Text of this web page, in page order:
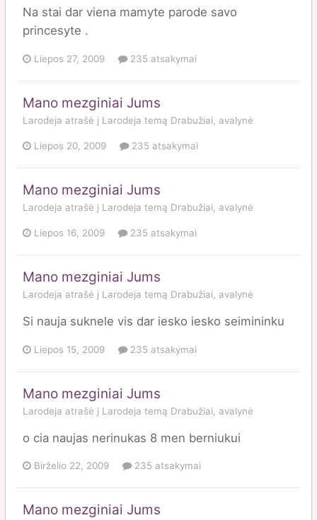
Na stai dar viena mamyte parode savo
princesyte .
Liepos 27, 2009 235 atsakymai
Mano mezginiai Jums
Larodeja atrašė į Larodeja temą Drabužiai, avalynė
Liepos 20, 2009 235 atsakymai
Mano mezginiai Jums
Larodeja atrašė į Larodeja temą Drabužiai, avalynė
Liepos 16, 2009 235 atsakymai
Mano mezginiai Jums
Larodeja atrašė į Larodeja temą Drabužiai, avalynė
Si nauja suknele vis dar iesko iesko seimininku
Liepos 15, 2009 235 atsakymai
Mano mezginiai Jums
Larodeja atrašė į Larodeja temą Drabužiai, avalynė
o cia naujas nerinukas 8 men berniukui
Birželio 22, 2009 235 atsakymai
Mano mezginiai Jums